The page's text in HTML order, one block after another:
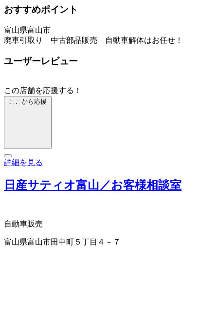
おすすめポイント
富山県富山市
廃車引取り 中古部品販売 自動車解体はお任せ！
ユーザーレビュー
この店舗を応援する！
ここから応援
詳細を見る
日産サティオ富山／お客様相談室
自動車販売
富山県富山市田中町５丁目４－７